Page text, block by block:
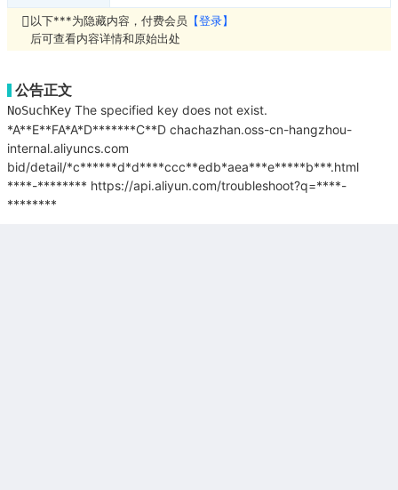
以下***为隐藏内容，付费会员 【登录】
后可查看内容详情和原始出处
公告正文
NoSuchKey The specified key does not exist.
*A**E**FA*A*D*******C**D chachazhan.oss-cn-hangzhou-
internal.aliyuncs.com
bid/detail/*c******d*d****ccc**edb*aea***e*****b***.html
****-******** https://api.aliyun.com/troubleshoot?q=****-
********